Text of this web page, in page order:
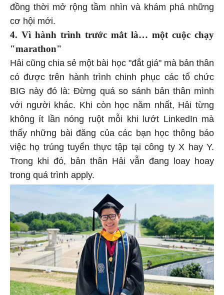
đồng thời mở rộng tầm nhìn và khám phá những
cơ hội mới.
4. Vì hành trình trước mắt là… một cuộc chạy
"marathon"
Hải cũng chia sẻ một bài học "đắt giá" mà bản thân
có được trên hành trình chinh phục các tổ chức
BIG này đó là: Đừng quá so sánh bản thân mình
với người khác. Khi còn học năm nhất, Hải từng
không ít lần nóng ruột mỗi khi lướt LinkedIn mà
thấy những bài đăng của các bạn học thông báo
việc họ trúng tuyển thực tập tại công ty X hay Y.
Trong khi đó, bản thân Hải vẫn đang loay hoay
trong quá trình apply.